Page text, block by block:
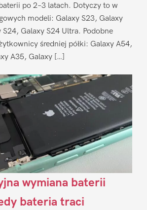
po 2–3 latach. Dotyczy to w
modeli: Galaxy S23, Galaxy
S24, Galaxy S24 Ultra. Podobne
średniej półki: Galaxy A54,
A35, Galaxy […]
wymiana baterii
bateria traci